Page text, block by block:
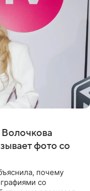
Волочкова
фото со
почему
со